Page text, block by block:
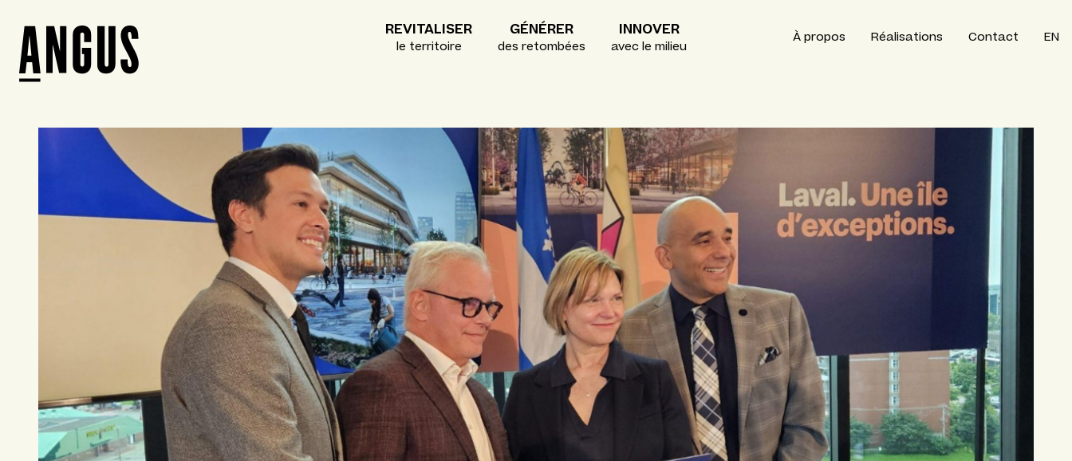
REVITALISER
le territoire
GÉNÉRER
des retombées
INNOVER
avec le milieu
À propos Réalisations Contact EN